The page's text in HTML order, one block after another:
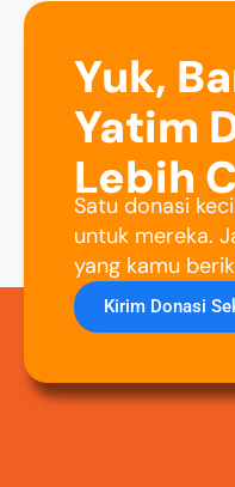
Yuk,
Yatim
Lebih
Satu donasi
untuk mereka.
yang kamu
Kirim Donasi